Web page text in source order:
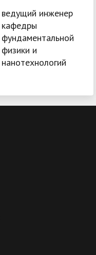
ведущий инженер
кафедры
фундаментальной
физики и
нанотехнологий